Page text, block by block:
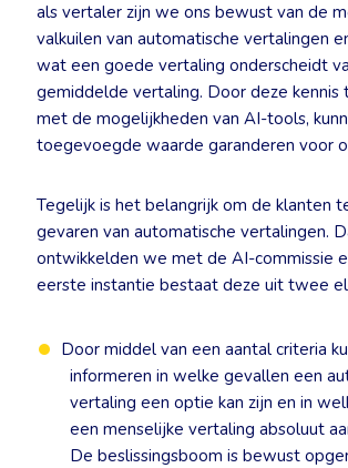
als vertaler zijn we ons bewust van de
valkuilen van automatische vertalingen
wat een goede vertaling onderscheidt
gemiddelde vertaling. Door deze kennis
met de mogelijkheden van AI-tools,
toegevoegde waarde garanderen voor
Tegelijk is het belangrijk om de klanten
gevaren van automatische vertalingen.
ontwikkelden we met de AI-commissie
eerste instantie bestaat deze uit twee
Door middel van een aantal criteria
informeren in welke gevallen een
vertaling een optie kan zijn en in
een menselijke vertaling absoluut
De beslissingsboom is bewust